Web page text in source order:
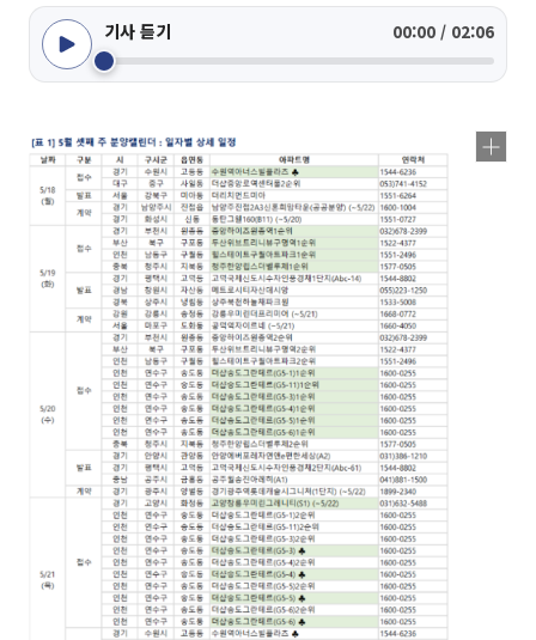
기사 듣기 00:00 / 02:06